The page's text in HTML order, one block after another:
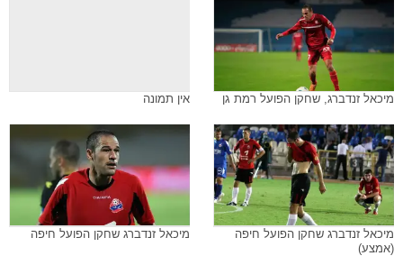
מיכאל זנדברג, שחקן הפועל רמת גן אין תמונה
מיכאל זנדברג שחקן הפועל חיפה
(אמצע)
מיכאל זנדברג שחקן הפועל חיפה